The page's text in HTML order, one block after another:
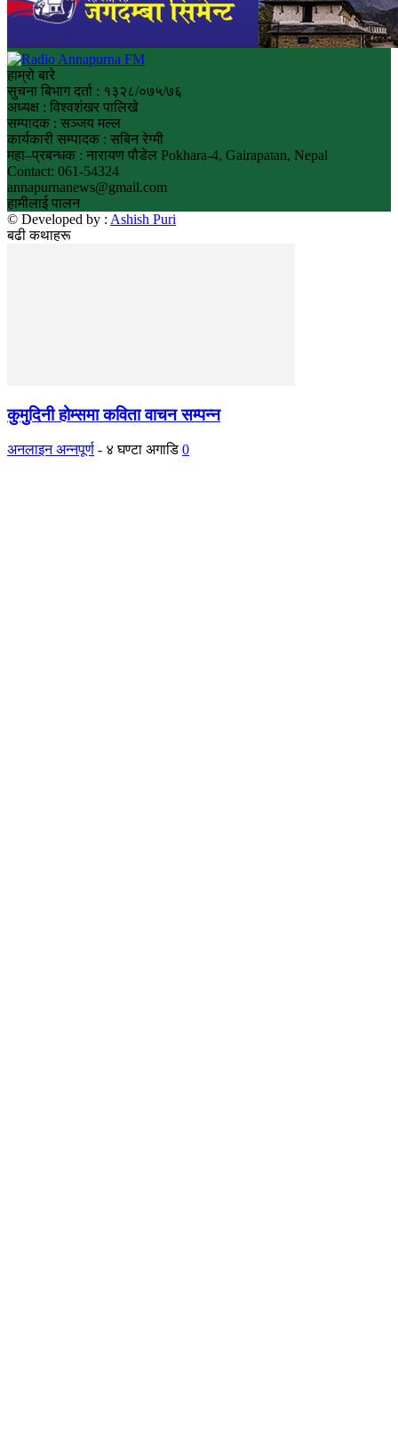
हाम्रो बारे
सुचना बिभाग दर्ता : १३२८/०७५/७६
अध्यक्ष : विश्वशंखर पालिखे
सम्पादक : सञ्जय मल्ल
कार्यकारी सम्पादक : सबिन रेग्मी
महा–प्रबन्धक : नारायण पौडेल Pokhara-4, Gairapatan, Nepal
Contact: 061-54324
annapurnanews@gmail.com
हामीलाई पालन
© Developed by : Ashish Puri
बढी कथाहरू
कुमुदिनी होम्समा कविता वाचन सम्पन्न
अनलाइन अन्नपूर्ण - ४ घण्टा अगाडि 0